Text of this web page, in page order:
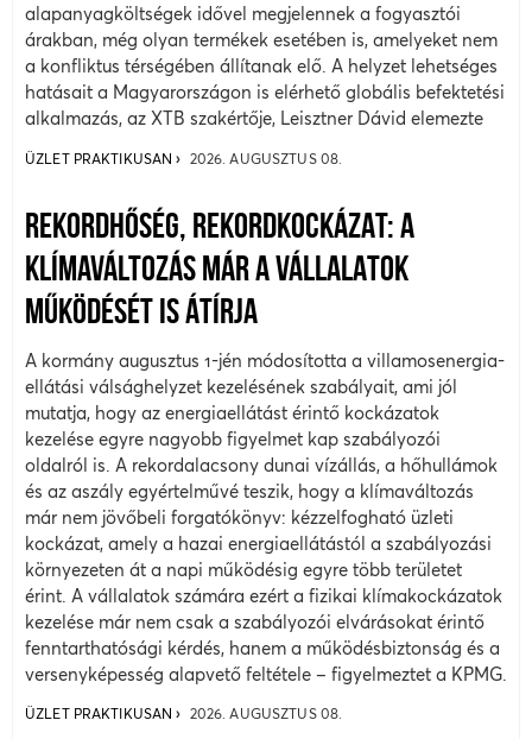
alapanyagköltségek idővel megjelennek a fogyasztói
árakban, még olyan termékek esetében is, amelyeket nem
a konfliktus térségében állítanak elő. A helyzet lehetséges
hatásait a Magyarországon is elérhető globális befektetési
alkalmazás, az XTB szakértője, Leisztner Dávid elemezte
ÜZLET PRAKTIKUSAN 2026. AUGUSZTUS 08.
REKORDHŐSÉG, REKORDKOCKÁZAT: A
KLÍMAVÁLTOZÁS MÁR A VÁLLALATOK
MŰKÖDÉSÉT IS ÁTÍRJA
A kormány augusztus 1-jén módosította a villamosenergia-
ellátási válsághelyzet kezelésének szabályait, ami jól
mutatja, hogy az energiaellátást érintő kockázatok
kezelése egyre nagyobb figyelmet kap szabályozói
oldalról is. A rekordalacsony dunai vízállás, a hőhullámok
és az aszály egyértelművé teszik, hogy a klímaváltozás
már nem jövőbeli forgatókönyv: kézzelfogható üzleti
kockázat, amely a hazai energiaellátástól a szabályozási
környezeten át a napi működésig egyre több területet
érint. A vállalatok számára ezért a fizikai klímakockázatok
kezelése már nem csak a szabályozói elvárásokat érintő
fenntarthatósági kérdés, hanem a működésbiztonság és a
versenyképesség alapvető feltétele – figyelmeztet a KPMG.
ÜZLET PRAKTIKUSAN 2026. AUGUSZTUS 08.